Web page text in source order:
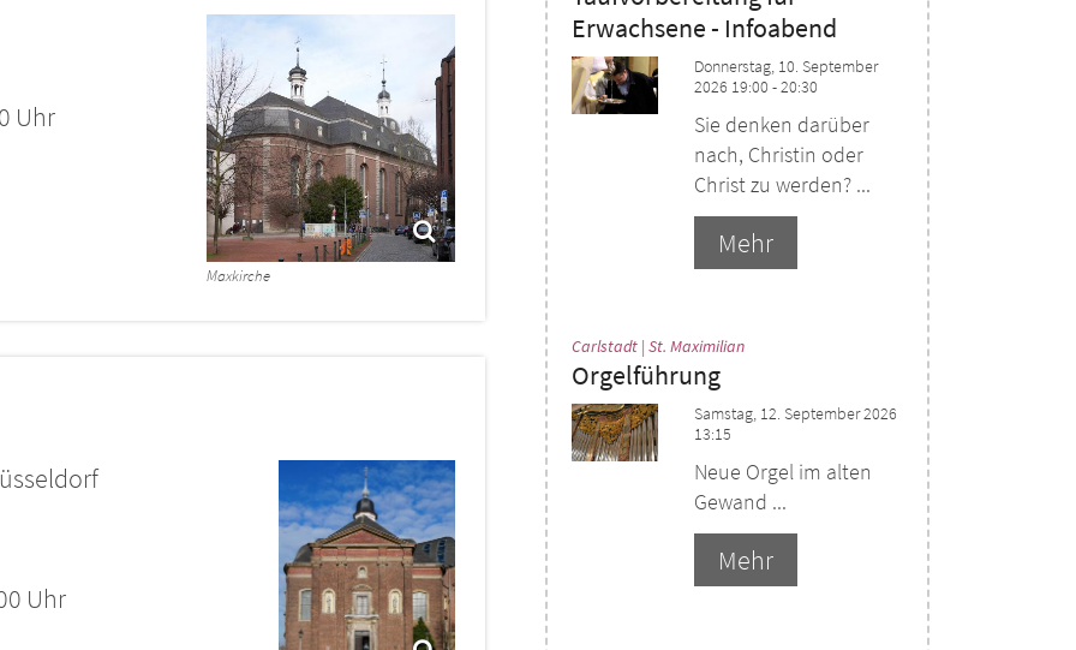
Maxkirche
Uhr
Uhr
Erwachsene - Infoabend
Donnerstag, 10. September
2026 19:00 - 20:30
Sie denken darüber
nach, Christin oder
Christ zu werden? ...
Mehr
Carlstadt | St. Maximilian:
Orgelführung
Samstag, 12. September 2026
13:15
Neue Orgel im alten
Gewand ...
Mehr